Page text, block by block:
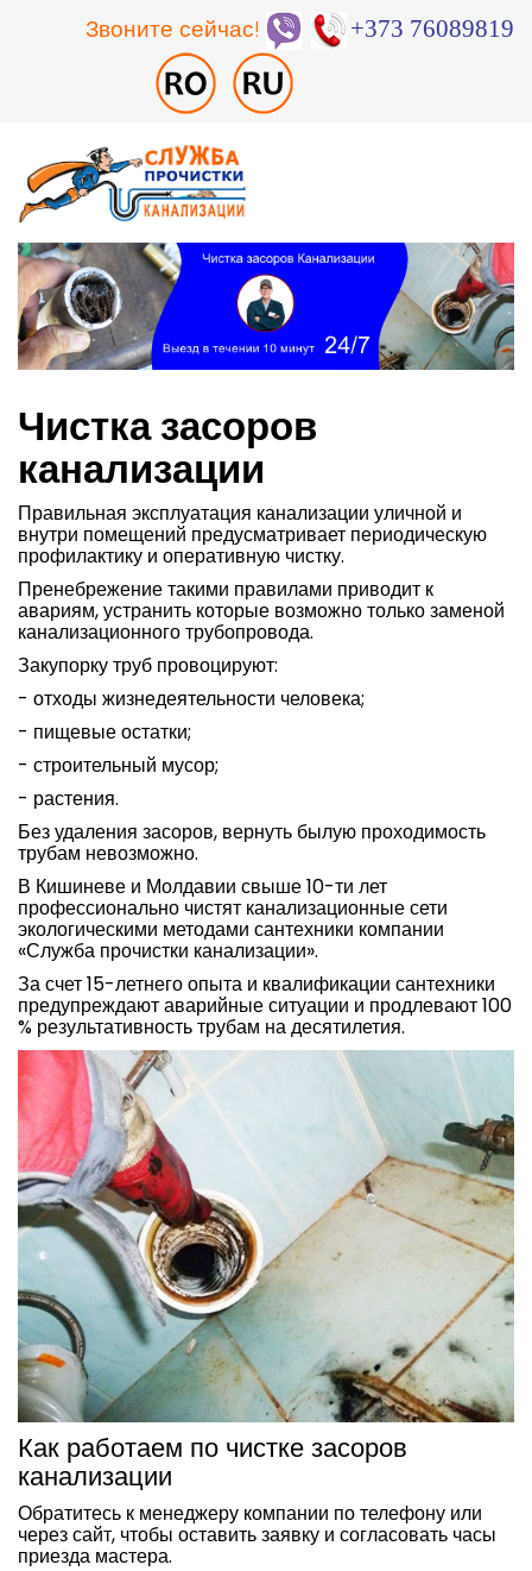
Звоните сейчас! +373 76089819
Чистка засоров
канализации
Правильная эксплуатация канализации уличной и
внутри помещений предусматривает периодическую
профилактику и оперативную чистку.
Пренебрежение такими правилами приводит к
авариям, устранить которые возможно только заменой
канализационного трубопровода.
Закупорку труб провоцируют:
- отходы жизнедеятельности человека;
- пищевые остатки;
- строительный мусор;
- растения.
Без удаления засоров, вернуть былую проходимость
трубам невозможно.
В Кишиневе и Молдавии свыше 10-ти лет
профессионально чистят канализационные сети
экологическими методами сантехники компании
«Служба прочистки канализации».
За счет 15-летнего опыта и квалификации сантехники
предупреждают аварийные ситуации и продлевают 100
% результативность трубам на десятилетия.
Как работаем по чистке засоров
канализации
Обратитесь к менеджеру компании по телефону или
через сайт, чтобы оставить заявку и согласовать часы
приезда мастера.